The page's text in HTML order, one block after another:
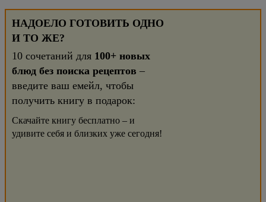
НАДОЕЛО ГОТОВИТЬ ОДНО
И ТО ЖЕ?
10 сочетаний для 100+ новых
блюд без поиска рецептов –
введите ваш емейл, чтобы
получить книгу в подарок:
Скачайте книгу бесплатно – и
удивите себя и близких уже сегодня!